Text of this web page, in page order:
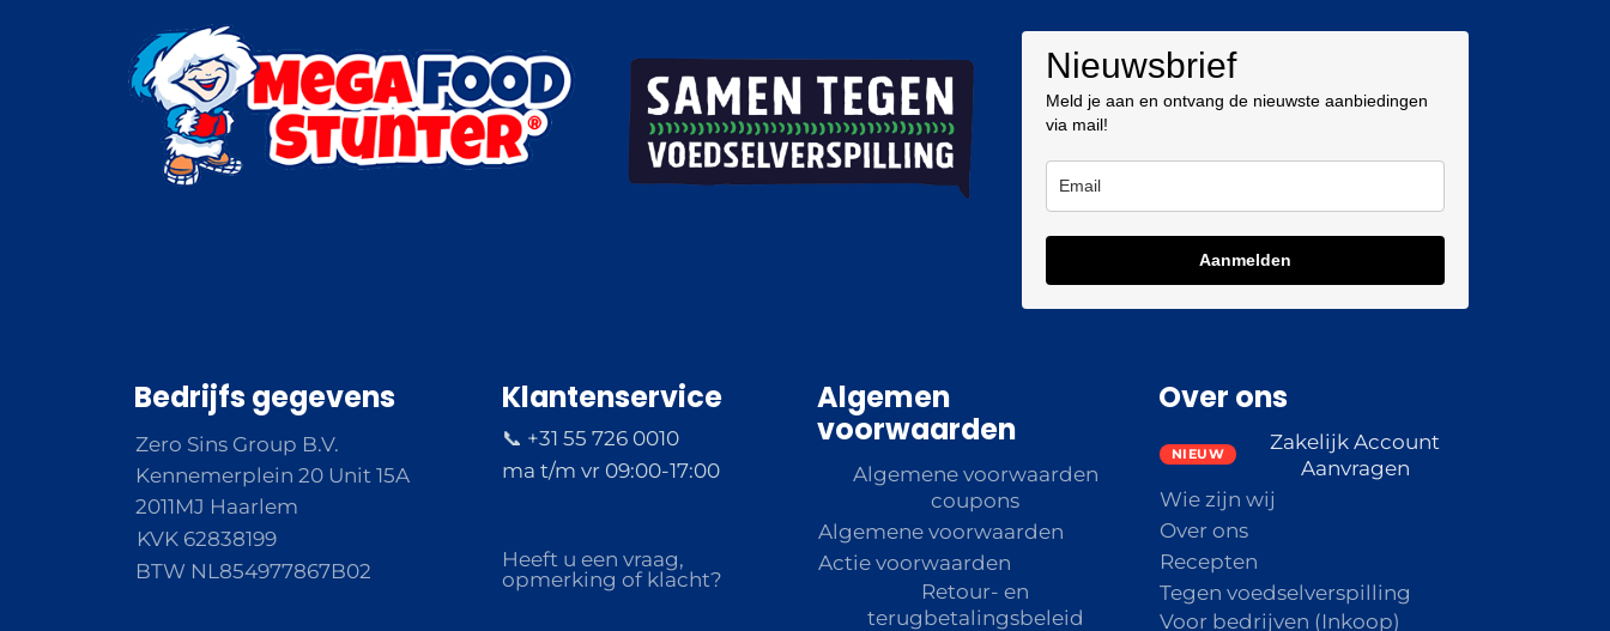
Nieuwsbrief
Meld je aan en ontvang de nieuwste aanbiedingen
via mail!
Aanmelden
Bedrijfs gegevens
Zero Sins Group B.V.
Kennemerplein 20 Unit 15A
2011MJ Haarlem
KVK 62838199
BTW NL854977867B02
Klantenservice
📞 +31 55 726 0010
ma t/m vr 09:00-17:00
Heeft u een vraag,
opmerking of klacht?
Algemen
voorwaarden
Algemene voorwaarden
coupons
Algemene voorwaarden
Actie voorwaarden
Retour- en
terugbetalingsbeleid
Over ons
Zakelijk Account
Aanvragen
Wie zijn wij
Over ons
Recepten
Tegen voedselverspilling
Voor bedrijven (Inkoop)